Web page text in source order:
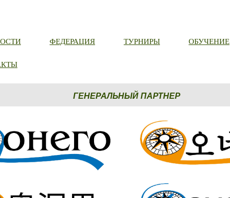
ФЕДЕРАЦИЯ ТУРНИРЫ ОБУЧЕНИЕ
ГЕНЕРАЛЬНЫЙ ПАРТНЕР